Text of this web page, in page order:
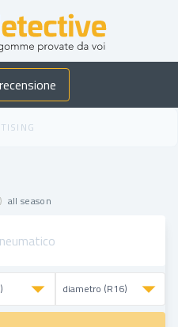
all season